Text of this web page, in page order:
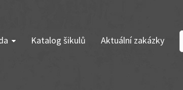
Katalog šikulů Aktuální zakázky